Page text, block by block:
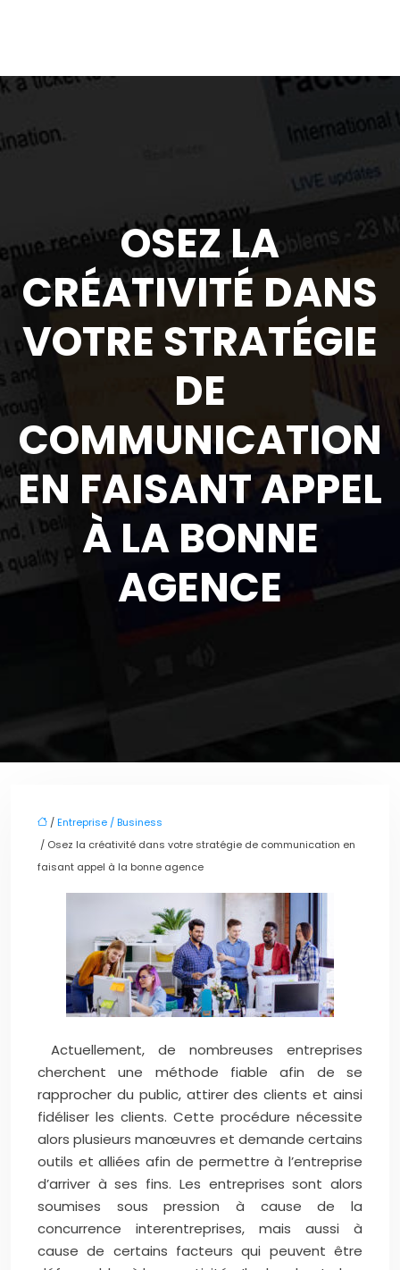
OSEZ LA
CRÉATIVITÉ DANS
VOTRE STRATÉGIE
DE
COMMUNICATION
EN FAISANT APPEL
À LA BONNE
AGENCE
/Entreprise / Business
/ Osez la créativité dans votre stratégie de communication en
faisant appel à la bonne agence
Actuellement, de nombreuses entreprises
cherchent une méthode fiable afin de se
rapprocher du public, attirer des clients et ainsi
fidéliser les clients. Cette procédure nécessite
alors plusieurs manœuvres et demande certains
outils et alliées afin de permettre à l’entreprise
d’arriver à ses fins. Les entreprises sont alors
soumises sous pression à cause de la
concurrence interentreprises, mais aussi à
cause de certains facteurs qui peuvent être